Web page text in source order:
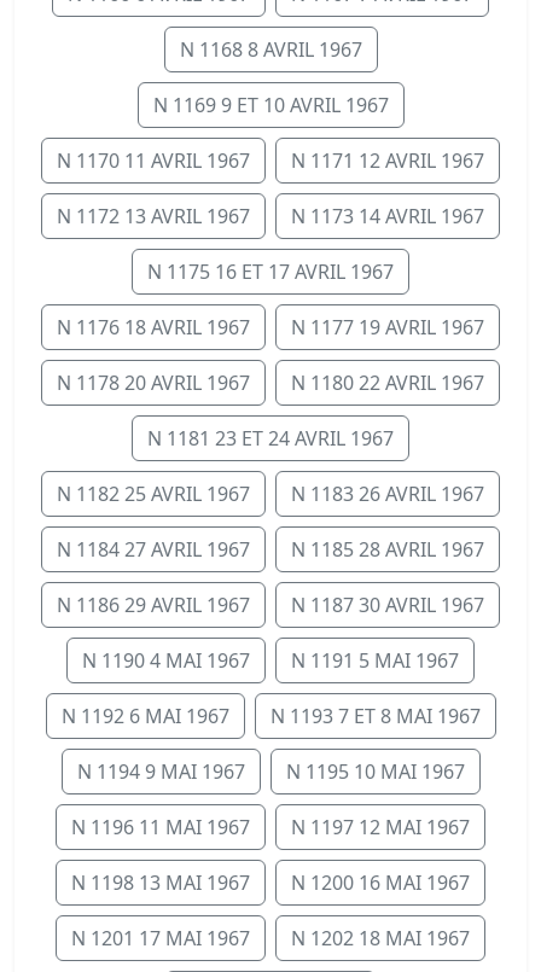
N 1168 8 AVRIL 1967
N 1169 9 ET 10 AVRIL 1967
N 1170 11 AVRIL 1967 N 1171 12 AVRIL 1967
N 1172 13 AVRIL 1967 N 1173 14 AVRIL 1967
N 1175 16 ET 17 AVRIL 1967
N 1176 18 AVRIL 1967 N 1177 19 AVRIL 1967
N 1178 20 AVRIL 1967 N 1180 22 AVRIL 1967
N 1181 23 ET 24 AVRIL 1967
N 1182 25 AVRIL 1967 N 1183 26 AVRIL 1967
N 1184 27 AVRIL 1967 N 1185 28 AVRIL 1967
N 1186 29 AVRIL 1967 N 1187 30 AVRIL 1967
N 1190 4 MAI 1967 N 1191 5 MAI 1967
N 1192 6 MAI 1967 N 1193 7 ET 8 MAI 1967
N 1194 9 MAI 1967 N 1195 10 MAI 1967
N 1196 11 MAI 1967 N 1197 12 MAI 1967
N 1198 13 MAI 1967 N 1200 16 MAI 1967
N 1201 17 MAI 1967 N 1202 18 MAI 1967